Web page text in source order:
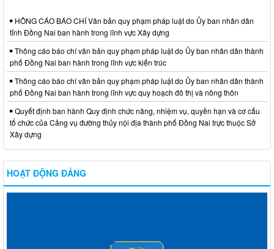
HÔNG CÁO BÁO CHÍ Văn bản quy phạm pháp luật do Ủy ban nhân dân
tỉnh Đồng Nai ban hành trong lĩnh vực Xây dựng
Thông cáo báo chí văn bản quy phạm pháp luật do Ủy ban nhân dân thành
phố Đồng Nai ban hành trong lĩnh vực kiến trúc
Thông cáo báo chí văn bản quy phạm pháp luật do Ủy ban nhân dân thành
phố Đồng Nai ban hành trong lĩnh vực quy hoạch đô thị và nông thôn
Quyết định ban hành Quy định chức năng, nhiệm vụ, quyền hạn và cơ cấu
tổ chức của Cảng vụ đường thủy nội địa thành phố Đồng Nai trực thuộc Sở
Xây dựng
HOẠT ĐỘNG ĐẢNG